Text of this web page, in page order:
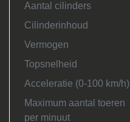
Aantal cilinders
Cilinderinhoud
Vermogen
Topsnelheid
Acceleratie (0-100 km/h)
Maximum aantal toeren
per minuut